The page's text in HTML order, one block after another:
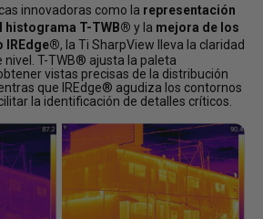
innovadoras como la representación
histograma T-TWB® y la mejora de los
IREdge®, la Ti SharpView lleva la claridad
nivel. T-TWB® ajusta la paleta
vistas precisas de la distribución
que IREdge® agudiza los contornos
la identificación de detalles críticos.